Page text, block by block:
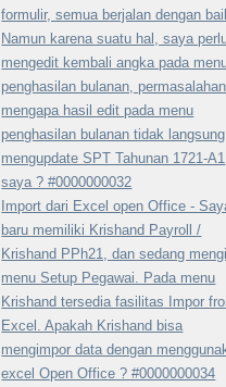
formulir, semua berjalan dengan
Namun karena suatu hal, saya
mengedit kembali angka pada
penghasilan bulanan,
mengapa hasil edit pada menu
penghasilan bulanan tidak langsung
mengupdate SPT Tahunan 1721-A1
saya ? #0000000032
Import dari Excel open Office -
baru memiliki Krishand Payroll /
Krishand PPh21, dan sedang
menu Setup Pegawai. Pada menu
Krishand tersedia fasilitas Impor
Excel. Apakah Krishand bisa
mengimpor data dengan
excel Open Office ? #0000000034